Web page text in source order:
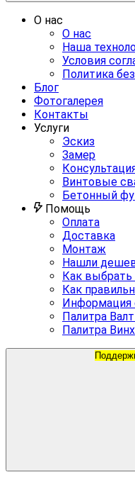
О нас
О нас
Наша
Условия
Политика
Блог
Фотогалерея
Контакты
Услуги
Эскиз
Замер
Винтовые
Бетонный
Помощь
Оплата
Доставка
Монтаж
Нашли
Как выбрать
Как
Информация
Палитра
Палитра